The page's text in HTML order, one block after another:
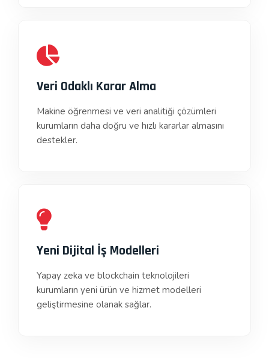
Veri Odaklı Karar Alma
Makine öğrenmesi ve veri analitiği çözümleri
kurumların daha doğru ve hızlı kararlar almasını
destekler.
Yeni Dijital İş Modelleri
Yapay zeka ve blockchain teknolojileri
kurumların yeni ürün ve hizmet modelleri
geliştirmesine olanak sağlar.